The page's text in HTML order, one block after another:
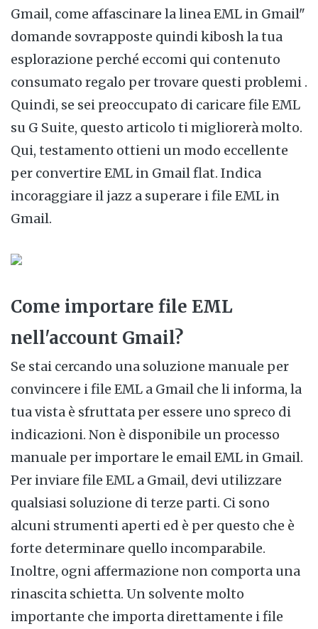
Gmail, come affascinare la linea EML in Gmail"
domande sovrapposte quindi kibosh la tua
esplorazione perché eccomi qui contenuto
consumato regalo per trovare questi problemi .
Quindi, se sei preoccupato di caricare file EML
su G Suite, questo articolo ti migliorerà molto.
Qui, testamento ottieni un modo eccellente
per convertire EML in Gmail flat. Indica
incoraggiare il jazz a superare i file EML in
Gmail.
Come importare file EML
nell'account Gmail?
Se stai cercando una soluzione manuale per
convincere i file EML a Gmail che li informa, la
tua vista è sfruttata per essere uno spreco di
indicazioni. Non è disponibile un processo
manuale per importare le email EML in Gmail.
Per inviare file EML a Gmail, devi utilizzare
qualsiasi soluzione di terze parti. Ci sono
alcuni strumenti aperti ed è per questo che è
forte determinare quello incomparabile.
Inoltre, ogni affermazione non comporta una
rinascita schietta. Un solvente molto
importante che importa direttamente i file